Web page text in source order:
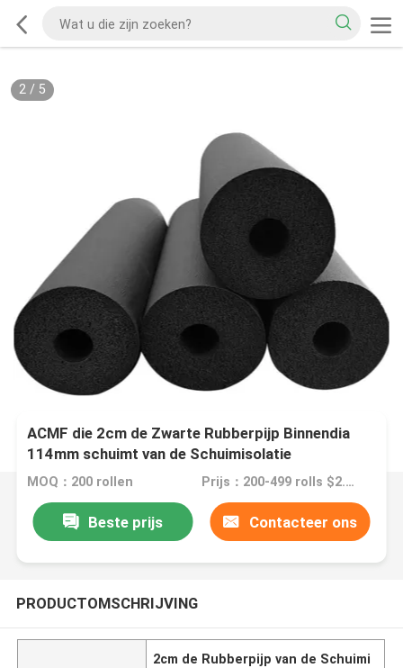
2/ 5
ACMF die 2cm de Zwarte Rubberpijp Binnendia
114mm schuimt van de Schuimisolatie
MOQ：200 rollen Prijs：200-499 rolls $2.10
Beste prijs Contacteer ons
PRODUCTOMSCHRIJVING
2cm de Rubberpijp van de Schuimi